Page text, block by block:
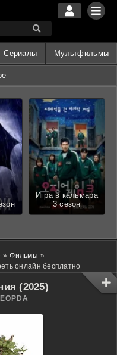
Сериалы Мультфильмы
Игра в кальмара
3 сезон
» Фильмы »
онлайн бесплатно
(2025)